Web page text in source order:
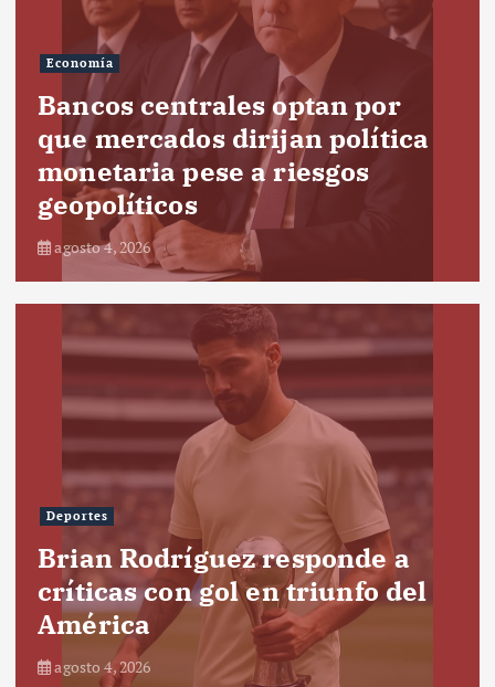
Economía
Bancos centrales optan por
que mercados dirijan política
monetaria pese a riesgos
geopolíticos
agosto 4, 2026
Deportes
Brian Rodríguez responde a
críticas con gol en triunfo del
América
agosto 4, 2026